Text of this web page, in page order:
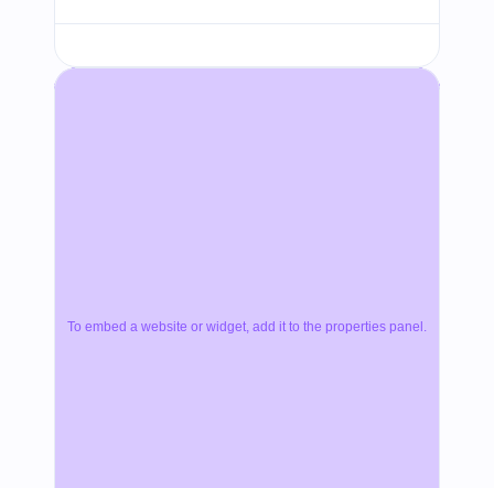
To embed a website or widget, add it to the properties panel.